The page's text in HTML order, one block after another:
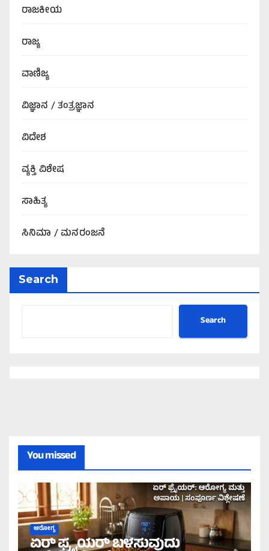
ರಾಜಕೀಯ
ರಾಜ್ಯ
ವಾಣಿಜ್ಯ
ವಿಜ್ಞಾನ / ತಂತ್ರಜ್ಞಾನ
ವಿದೇಶ
ವ್ಯಕ್ತಿ ವಿಶೇಷ
ಸಾಹಿತ್ಯ
ಸಿನಿಮಾ / ಮನರಂಜನೆ
Search
Search
You missed
ಆರೋಗ್ಯ
ಏರ್‌ ಫ್ರೈಯರ್‌ ಬಳಸುವುದು